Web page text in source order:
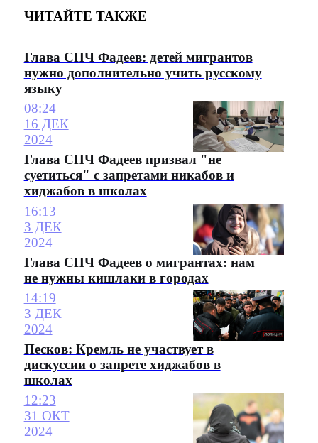
ЧИТАЙТЕ ТАКЖЕ
Глава СПЧ Фадеев: детей мигрантов
нужно дополнительно учить русскому
языку
08:24
16 ДЕК
2024
Глава СПЧ Фадеев призвал "не
суетиться" с запретами никабов и
хиджабов в школах
16:13
3 ДЕК
2024
Глава СПЧ Фадеев о мигрантах: нам
не нужны кишлаки в городах
14:19
3 ДЕК
2024
Песков: Кремль не участвует в
дискуссии о запрете хиджабов в
школах
12:23
31 ОКТ
2024